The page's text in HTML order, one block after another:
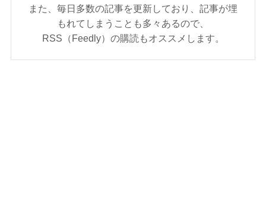
また、毎日多数の記事を更新しており、記事が埋
もれてしまうことも多々あるので、
RSS（Feedly）の購読もオススメします。